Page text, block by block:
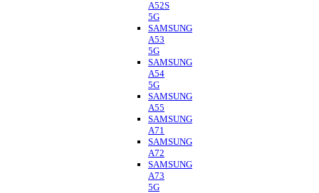
A52S
5G
SAMSUNG
A53
5G
SAMSUNG
A54
5G
SAMSUNG
A55
SAMSUNG
A71
SAMSUNG
A72
SAMSUNG
A73
5G